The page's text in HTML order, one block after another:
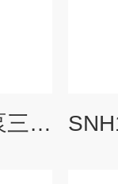
SNH120R46E6.7W3泵三螺杆泵